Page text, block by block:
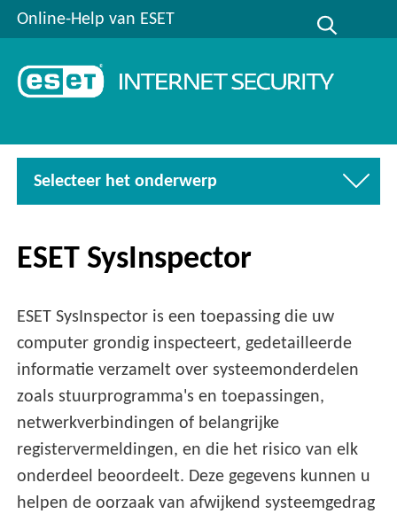
Online-Help van ESET
Selecteer het onderwerp
ESET SysInspector
ESET SysInspector is een toepassing die uw
computer grondig inspecteert, gedetailleerde
informatie verzamelt over systeemonderdelen
zoals stuurprogramma's en toepassingen,
netwerkverbindingen of belangrijke
registervermeldingen, en die het risico van elk
onderdeel beoordeelt. Deze gegevens kunnen u
helpen de oorzaak van afwijkend systeemgedrag